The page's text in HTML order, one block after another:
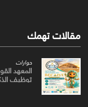
مقالات تهمك
حوارات
المعهد
توظيف